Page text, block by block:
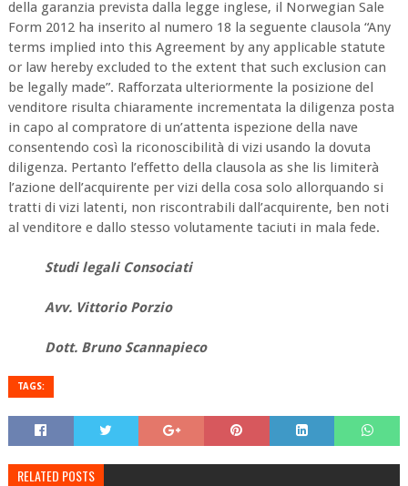
della garanzia prevista dalla legge inglese, il Norwegian Sale
Form 2012 ha inserito al numero 18 la seguente clausola “Any
terms implied into this Agreement by any applicable statute
or law hereby excluded to the extent that such exclusion can
be legally made”. Rafforzata ulteriormente la posizione del
venditore risulta chiaramente incrementata la diligenza posta
in capo al compratore di un’attenta ispezione della nave
consentendo così la riconoscibilità di vizi usando la dovuta
diligenza. Pertanto l’effetto della clausola as she lis limiterà
l’azione dell’acquirente per vizi della cosa solo allorquando si
tratti di vizi latenti, non riscontrabili dall’acquirente, ben noti
al venditore e dallo stesso volutamente taciuti in mala fede.
Studi legali Consociati
Avv. Vittorio Porzio
Dott. Bruno Scannapieco
TAGS:
RELATED POSTS